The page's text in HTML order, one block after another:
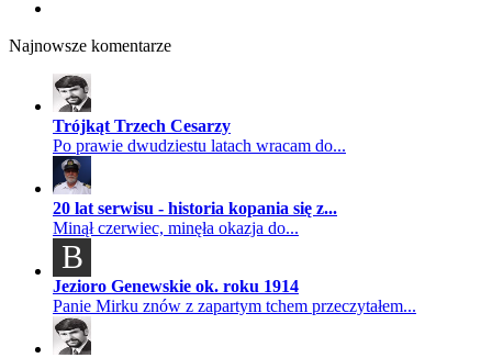
Najnowsze komentarze
Trójkąt Trzech Cesarzy
Po prawie dwudziestu latach wracam do...
20 lat serwisu - historia kopania się z...
Minął czerwiec, minęła okazja do...
B
Jezioro Genewskie ok. roku 1914
Panie Mirku znów z zapartym tchem przeczytałem...